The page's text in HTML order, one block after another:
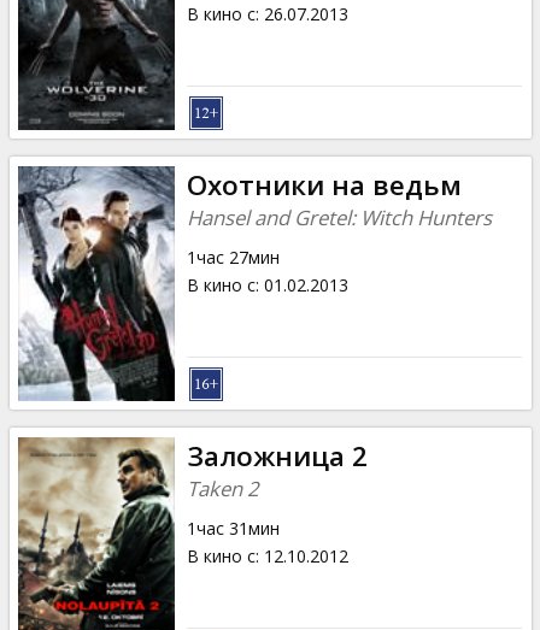
В кино с: 26.07.2013
Охотники на ведьм
Hansel and Gretel: Witch Hunters
1час 27мин
В кино с: 01.02.2013
Заложница 2
Taken 2
1час 31мин
В кино с: 12.10.2012